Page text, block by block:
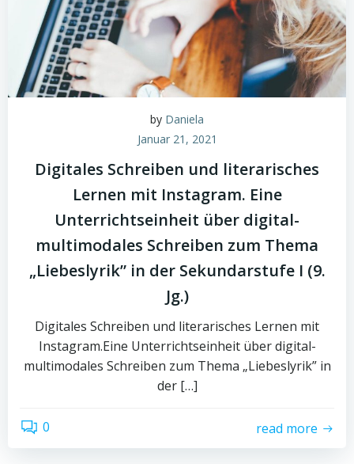
by Daniela
Januar 21, 2021
Digitales Schreiben und literarisches
Lernen mit Instagram. Eine
Unterrichtseinheit über digital-
multimodales Schreiben zum Thema
„Liebeslyrik” in der Sekundarstufe I (9.
Jg.)
Digitales Schreiben und literarisches Lernen mit
Instagram.Eine Unterrichtseinheit über digital-
multimodales Schreiben zum Thema „Liebeslyrik” in
der […]
0 read more